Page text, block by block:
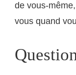
de vous-
vous quand